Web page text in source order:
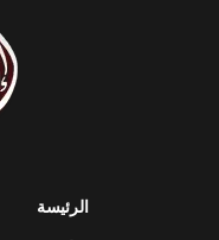
الرئيسة